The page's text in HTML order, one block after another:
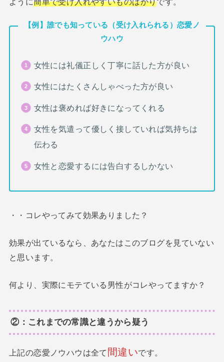
【例】誰でも知っている（受け入れられる）恋愛ノ
ウハウ
女性には礼儀正しく丁寧に話した方が良い
女性にはたくさんしゃべった方が良い
女性は褒めれば好きになってくれる
女性を気遣って優しく接していれば気持ちは
伝わる
女性と恋愛するには告白するしかない
・・コレやってみて効果ありました？
効果が出ているなら、あなたはこのブログを見ていない
と思います。
何より、実際にモテている男性がコレやってますか？
②：これまでの常識と違うから疑う
上記の恋愛ノウハウは全て 間違いです。